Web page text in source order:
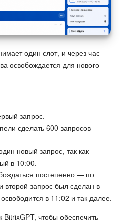
один слот, и через час
освобождается для нового
запрос.
сделать 600 запросов —
новый запрос, так как
в 10:00.
постепенно — по
второй запрос был сделан в
в 11:02 и так далее.
BitrixGPT, чтобы обеспечить